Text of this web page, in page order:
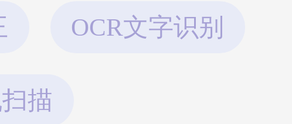
OCR文字识别
描